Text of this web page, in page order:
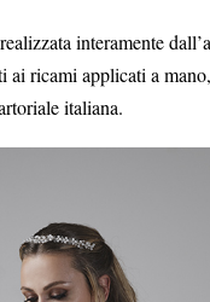
interamente
ai ricami applicati a
italiana.